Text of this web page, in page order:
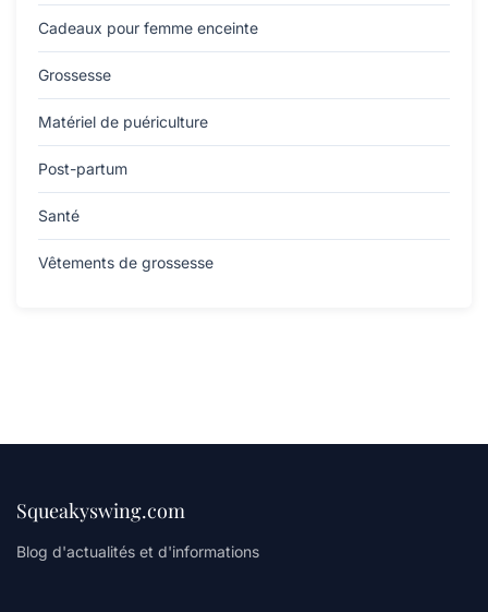
Cadeaux pour femme enceinte
Grossesse
Matériel de puériculture
Post-partum
Santé
Vêtements de grossesse
Squeakyswing.com
Blog d'actualités et d'informations